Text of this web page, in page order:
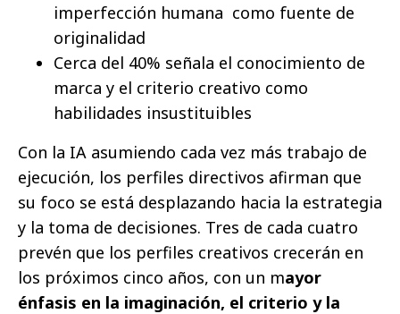
imperfección humana como fuente de
originalidad
Cerca del 40% señala el conocimiento de
marca y el criterio creativo como
habilidades insustituibles
Con la IA asumiendo cada vez más trabajo de
ejecución, los perfiles directivos afirman que
su foco se está desplazando hacia la estrategia
y la toma de decisiones. Tres de cada cuatro
prevén que los perfiles creativos crecerán en
los próximos cinco años, con un mayor
énfasis en la imaginación, el criterio y la